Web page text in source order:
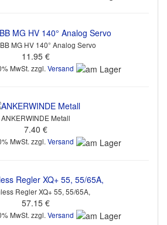
MG HV 140° Analog Servo
11.95 €
MwSt. zzgl. Versand
ANKERWINDE Metall
7.40 €
MwSt. zzgl. Versand
Regler XQ+ 55, 55/65A,
57.15 €
MwSt. zzgl. Versand